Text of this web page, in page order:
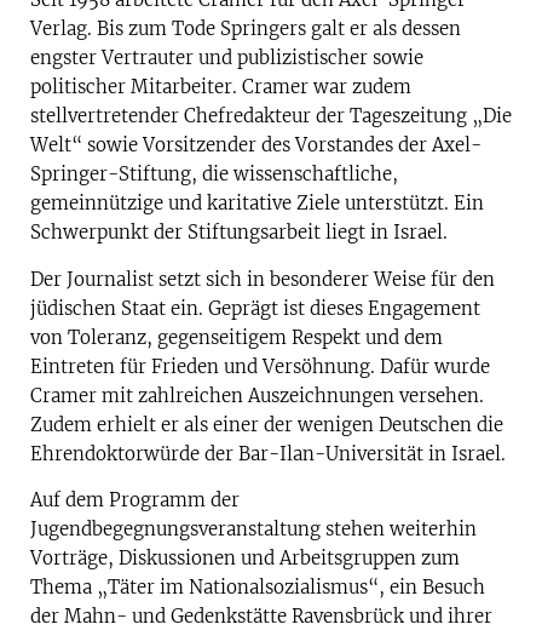
Verlag. Bis zum Tode Springers galt er als dessen
engster Vertrauter und publizistischer sowie
politischer Mitarbeiter. Cramer war zudem
stellvertretender Chefredakteur der Tageszeitung „Die
Welt“ sowie Vorsitzender des Vorstandes der Axel-
Springer-Stiftung, die wissenschaftliche,
gemeinnützige und karitative Ziele unterstützt. Ein
Schwerpunkt der Stiftungsarbeit liegt in Israel.
Der Journalist setzt sich in besonderer Weise für den
jüdischen Staat ein. Geprägt ist dieses Engagement
von Toleranz, gegenseitigem Respekt und dem
Eintreten für Frieden und Versöhnung. Dafür wurde
Cramer mit zahlreichen Auszeichnungen versehen.
Zudem erhielt er als einer der wenigen Deutschen die
Ehrendoktorwürde der Bar-Ilan-Universität in Israel.
Auf dem Programm der
Jugendbegegnungsveranstaltung stehen weiterhin
Vorträge, Diskussionen und Arbeitsgruppen zum
Thema „Täter im Nationalsozialismus“, ein Besuch
der Mahn- und Gedenkstätte Ravensbrück und ihrer